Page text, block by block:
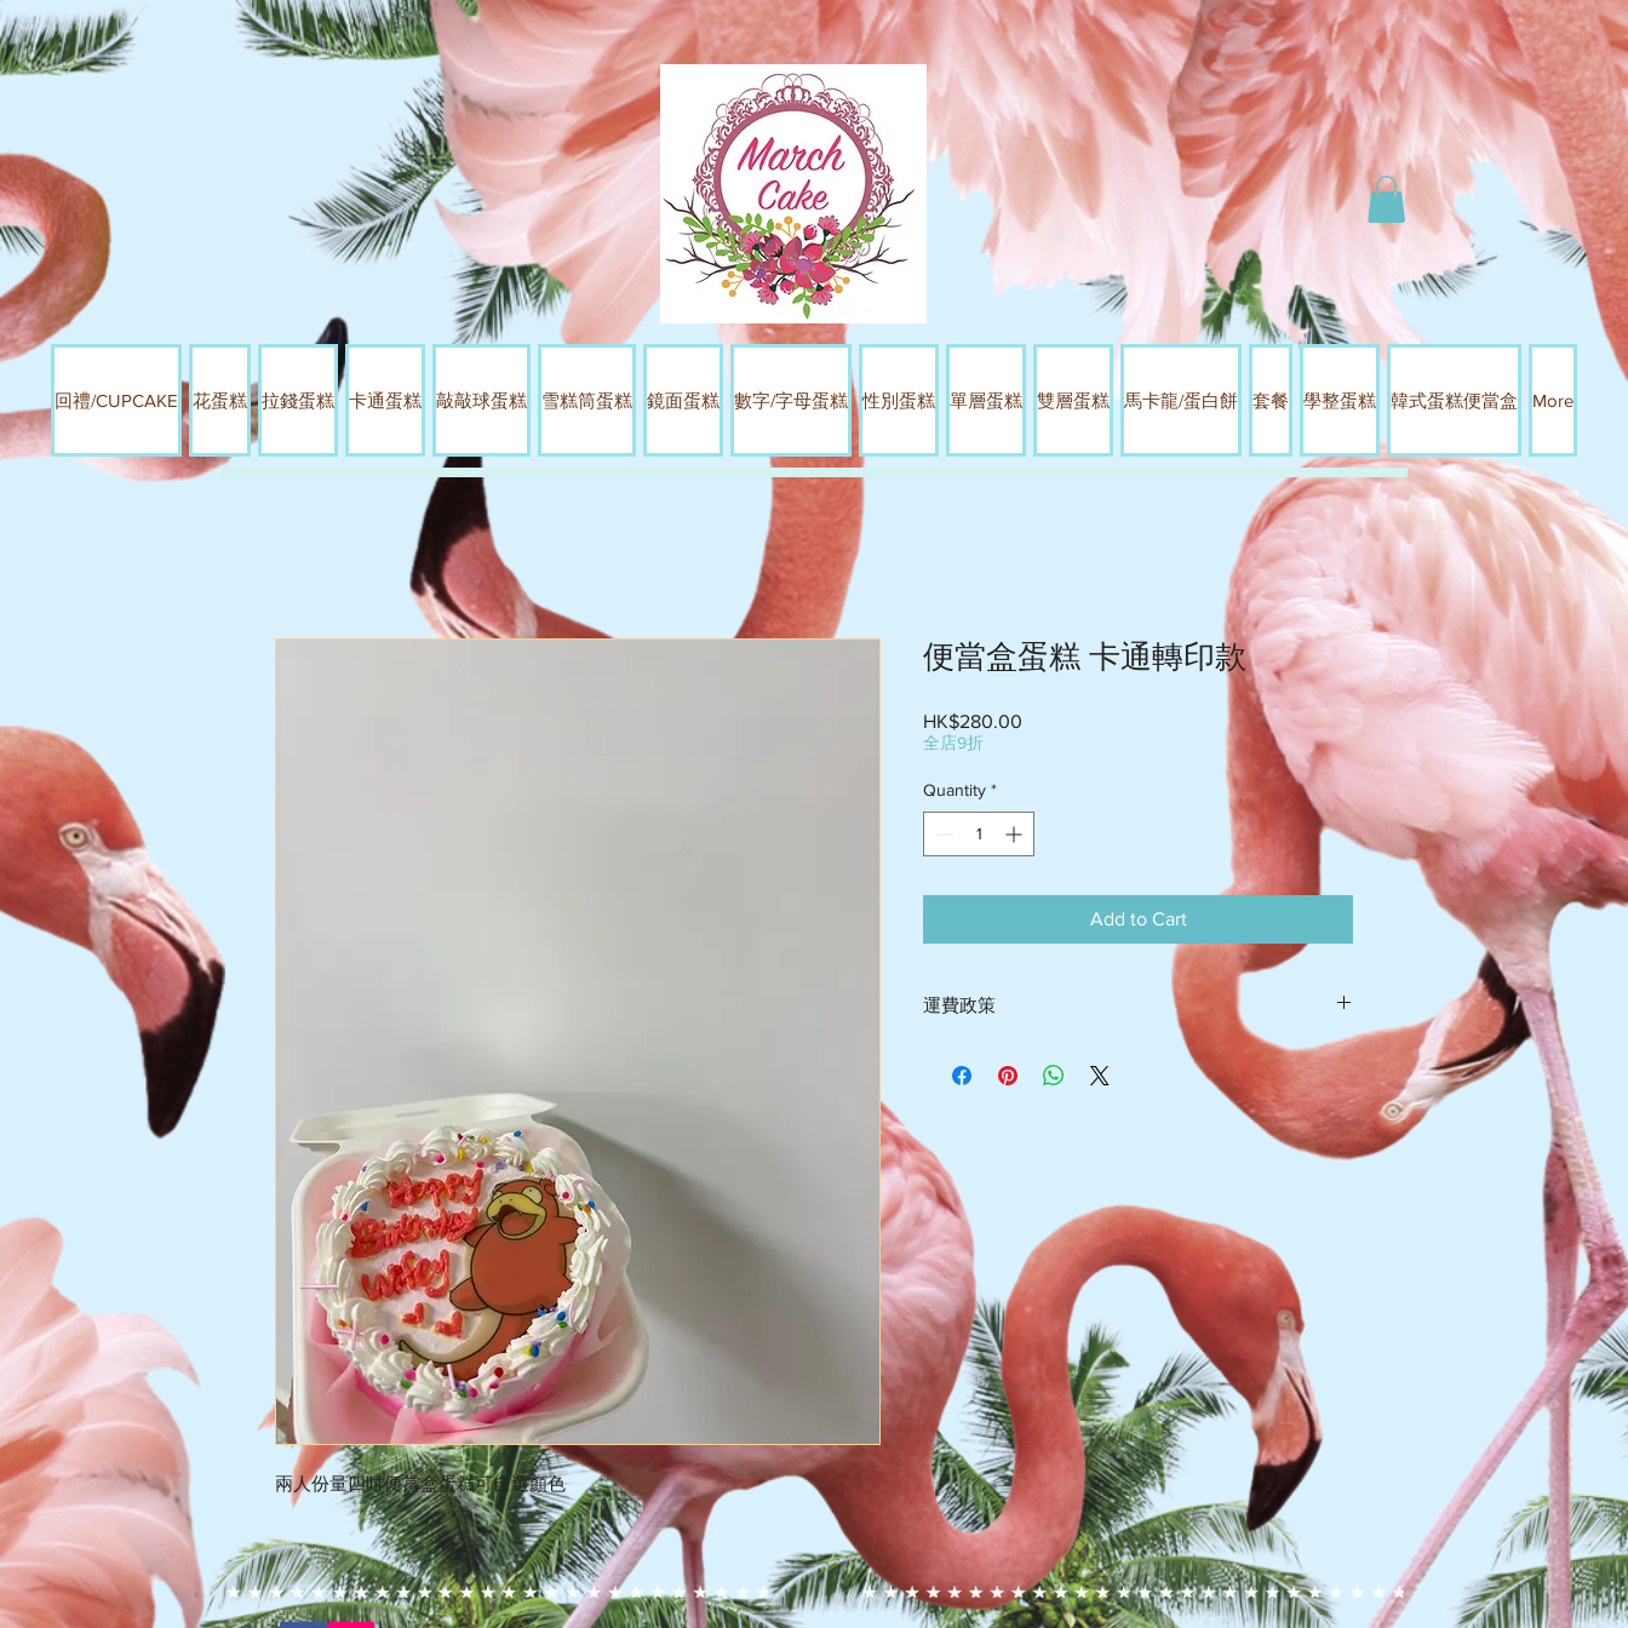
回禮/CUPCAKE 花蛋糕 拉錢蛋糕 卡通蛋糕 敲敲球蛋糕 雪糕筒蛋糕 鏡面蛋糕 數字/字母蛋糕 性別蛋糕 單層蛋糕 雙層蛋糕 馬卡龍/蛋白餅 套餐 學整蛋糕 韓式蛋糕便當盒 More
兩人份量四吋便當盒蛋糕可自選顏色
便當盒蛋糕 卡通轉印款
HK$280.00
全店9折
Quantity *
Add to Cart
運費政策
-送貨屯門$60-$75 , 荃灣 $105-$110
(假期附加費$15)​ 送貨費用到付
送貨風險：
LALAMOVE客貨車 點對點送達 (需車上自取)
本店已經為蛋糕做了充份的防護
大部份的蛋糕可以安全送達
但仍有少數幾個可能會損壞
如有損壞不會賠償
(蛋糕出貨前會拍照給客人驗收)
(******不得有任何更收款式或其他要求)